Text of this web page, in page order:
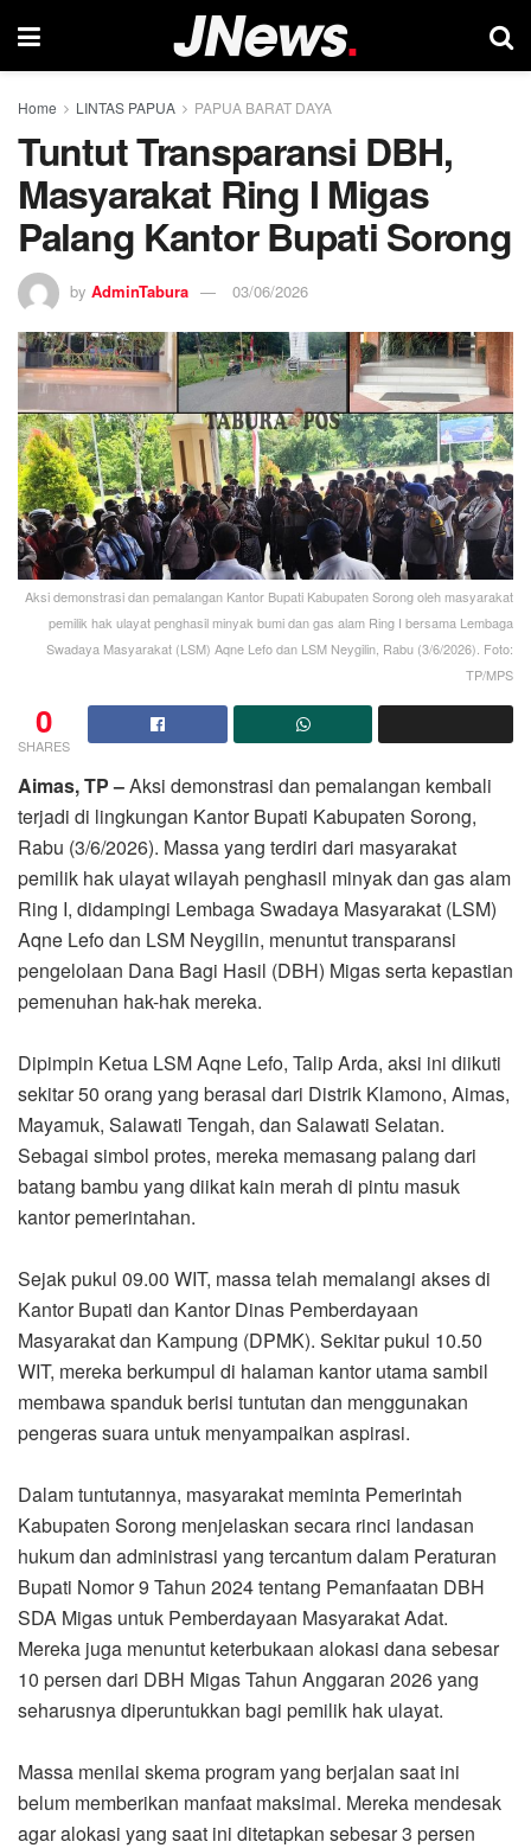
Home LINTAS PAPUA PAPUA BARAT DAYA
Tuntut Transparansi DBH,
Masyarakat Ring I Migas
Palang Kantor Bupati Sorong
by AdminTabura 03/06/2026
Aksi demonstrasi dan pemalangan Kantor Bupati Kabupaten Sorong oleh masyarakat
pemilik hak ulayat penghasil minyak bumi dan gas alam Ring I bersama Lembaga
Swadaya Masyarakat (LSM) Aqne Lefo dan LSM Neygilin, Rabu (3/6/2026). Foto:
TP/MPS
0
SHARES
Aimas, TP –Aksi demonstrasi dan pemalangan kembali
terjadi di lingkungan Kantor Bupati Kabupaten Sorong,
Rabu (3/6/2026). Massa yang terdiri dari masyarakat
pemilik hak ulayat wilayah penghasil minyak dan gas alam
Ring I, didampingi Lembaga Swadaya Masyarakat (LSM)
Aqne Lefo dan LSM Neygilin, menuntut transparansi
pengelolaan Dana Bagi Hasil (DBH) Migas serta kepastian
pemenuhan hak-hak mereka.
Dipimpin Ketua LSM Aqne Lefo, Talip Arda, aksi ini diikuti
sekitar 50 orang yang berasal dari Distrik Klamono, Aimas,
Mayamuk, Salawati Tengah, dan Salawati Selatan.
Sebagai simbol protes, mereka memasang palang dari
batang bambu yang diikat kain merah di pintu masuk
kantor pemerintahan.
Sejak pukul 09.00 WIT, massa telah memalangi akses di
Kantor Bupati dan Kantor Dinas Pemberdayaan
Masyarakat dan Kampung (DPMK). Sekitar pukul 10.50
WIT, mereka berkumpul di halaman kantor utama sambil
membawa spanduk berisi tuntutan dan menggunakan
pengeras suara untuk menyampaikan aspirasi.
Dalam tuntutannya, masyarakat meminta Pemerintah
Kabupaten Sorong menjelaskan secara rinci landasan
hukum dan administrasi yang tercantum dalam Peraturan
Bupati Nomor 9 Tahun 2024 tentang Pemanfaatan DBH
SDA Migas untuk Pemberdayaan Masyarakat Adat.
Mereka juga menuntut keterbukaan alokasi dana sebesar
10 persen dari DBH Migas Tahun Anggaran 2026 yang
seharusnya diperuntukkan bagi pemilik hak ulayat.
Massa menilai skema program yang berjalan saat ini
belum memberikan manfaat maksimal. Mereka mendesak
agar alokasi yang saat ini ditetapkan sebesar 3 persen